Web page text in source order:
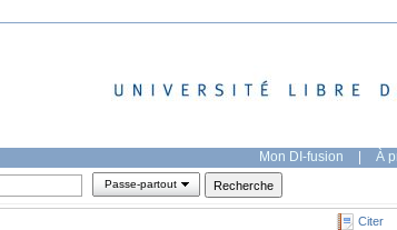
Mon DI-fusion | À
Passe-partout
Citer